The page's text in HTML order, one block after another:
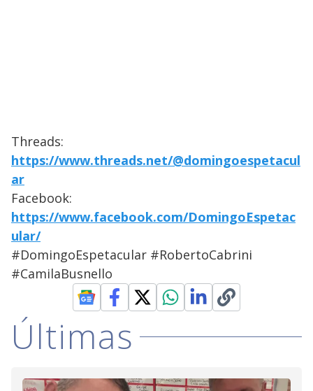
Threads:
https://www.threads.net/@domingoespetacul
ar
Facebook:
https://www.facebook.com/DomingoEspetac
ular/
#DomingoEspetacular #RobertoCabrini
#CamilaBusnello
Últimas